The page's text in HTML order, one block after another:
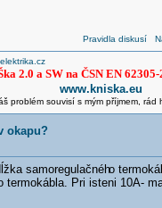
Pravidla diskusí
2.0 a SW na ČSN EN
www.kniska.eu
problém souvisí s mým příjmem, rád
okapu?
samoregulačného
termokábla. Pri isteni 10A-